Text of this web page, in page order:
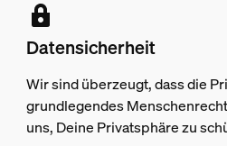
Datensicherheit
Wir sind überzeugt, dass die
grundlegendes
uns, Deine Privatsphäre zu